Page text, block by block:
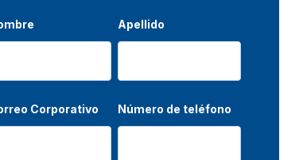
Apellido
Corporativo Número de teléfono